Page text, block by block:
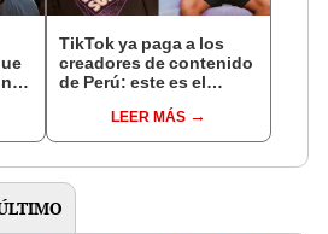
TikTok ya paga a los
creadores de contenido
de Perú: este es el
llegar a cobrar por 1.000
vistas
LEER MÁS